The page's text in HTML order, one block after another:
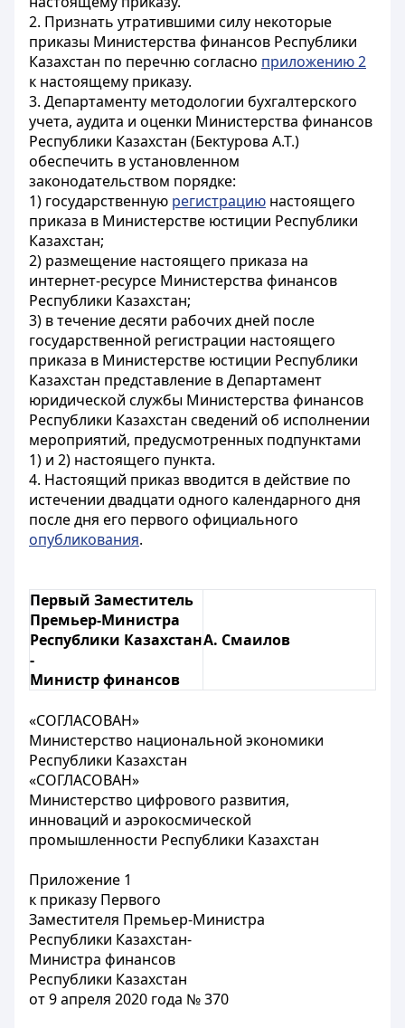
2. Признать утратившими силу некоторые
приказы Министерства финансов Республики
Казахстан по перечню согласно приложению 2
к настоящему приказу.
3. Департаменту методологии бухгалтерского
учета, аудита и оценки Министерства финансов
Республики Казахстан (Бектурова А.Т.)
обеспечить в установленном
законодательством порядке:
1) государственную регистрацию настоящего
приказа в Министерстве юстиции Республики
Казахстан;
2) размещение настоящего приказа на
интернет-ресурсе Министерства финансов
Республики Казахстан;
3) в течение десяти рабочих дней после
государственной регистрации настоящего
приказа в Министерстве юстиции Республики
Казахстан представление в Департамент
юридической службы Министерства финансов
Республики Казахстан сведений об исполнении
мероприятий, предусмотренных подпунктами
1) и 2) настоящего пункта.
4. Настоящий приказ вводится в действие по
истечении двадцати одного календарного дня
после дня его первого официального
опубликования.
Первый Заместитель
Премьер-Министра
Республики Казахстан
-
Министр финансов
А. Смаилов
«СОГЛАСОВАН»
Министерство национальной экономики
Республики Казахстан
«СОГЛАСОВАН»
Министерство цифрового развития,
инноваций и аэрокосмической
промышленности Республики Казахстан
Приложение 1
к приказу Первого
Заместителя Премьер-Министра
Республики Казахстан-
Министра финансов
Республики Казахстан
от 9 апреля 2020 года № 370